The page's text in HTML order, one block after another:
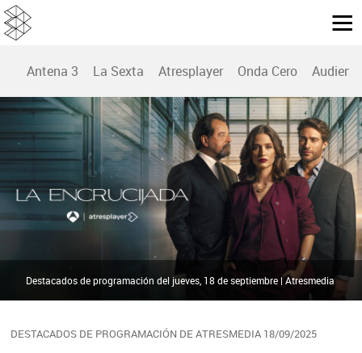
Antena 3 La Sexta Atresplayer Onda Cero
DESTACADOS DE PROGRAMACIÓN DE ATRESMEDIA 18/09/2025
Destacados de programación del jueves, 18 de septiembre | Atresmedia